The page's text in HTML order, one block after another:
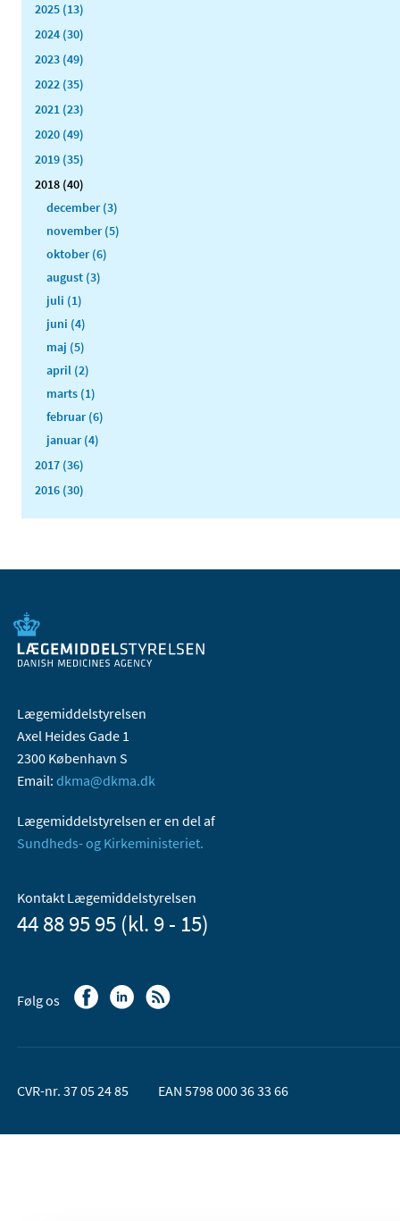
2025 (13)
2024 (30)
2023 (49)
2022 (35)
2021 (23)
2020 (49)
2019 (35)
2018 (40)
december (3)
november (5)
oktober (6)
august (3)
juli (1)
juni (4)
maj (5)
april (2)
marts (1)
februar (6)
januar (4)
2017 (36)
2016 (30)
Lægemiddelstyrelsen
Axel Heides Gade 1
2300 København S
Email: dkma@dkma.dk
Lægemiddelstyrelsen er en del af
Sundheds- og Kirkeministeriet.
Kontakt Lægemiddelstyrelsen
44 88 95 95 (kl. 9 - 15)
Følg os
CVR-nr. 37 05 24 85 EAN 5798 000 36 33 66